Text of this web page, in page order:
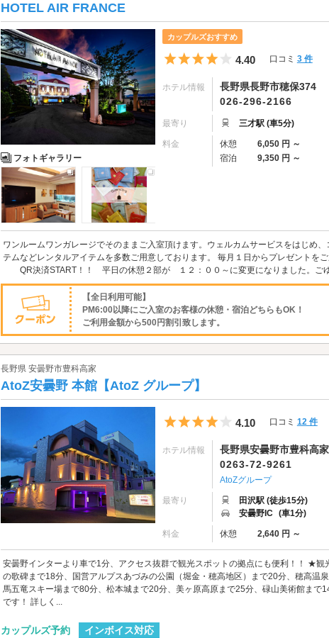
HOTEL AIR FRANCE
フォトギャラリー
カップルズおすすめ
5つ星のうち4
4.40 口コミ 3 件
ホテル情報
長野県長野市穂保374
026-296-2166
最寄り 三才駅 (車5分)
料金 休憩 6,050 円 ～
宿泊
9,350 円 ～
ワンルームワンガレージでそのままご入室頂けます。ウェルカムサービスをはじめ
テムなどレンタルアイテムを多数ご用意しております。 毎月１日からプレゼントを
QR決済START！！ 平日の休憩２部が １２：００～に変更になりました。ご
【全日利用可能】
PM6:00以降にご入室のお客様の休憩・宿泊どちらもOK！
ご利用金額から500円割引致します。
長野県 安曇野市豊科高家
AtoZ安曇野 本館【AtoZ グループ】
5つ星のうち4
4.10 口コミ 12 件
ホテル情報
長野県安曇野市豊科高
0263-72-9261
AtoZグループ
最寄り
田沢駅 (徒歩15分)
安曇野IC (車1分)
料金 休憩 2,640 円 ～
安曇野インターより車で1分、アクセス抜群で観光スポットの拠点にも便利！！ ★
の歌碑まで18分、国営アルプスあづみの公園（堀金・穂高地区）まで20分、穂高温
馬五竜スキー場まで80分、松本城まで20分、美ヶ原高原まで25分、碌山美術館まで
です！ 詳しく...
カップルズ予約
インボイス対応